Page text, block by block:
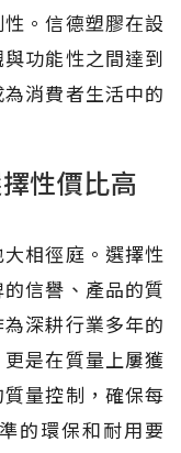
。信德塑膠在設
功能性之間達到
消費者生活中的
性價比高
相徑庭。選擇性
信譽、產品的質
深耕行業多年的
是在質量上屢獲
量控制，確保每
的環保和耐用要